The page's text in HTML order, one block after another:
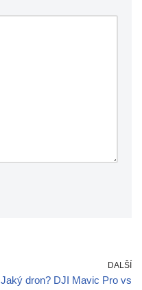
DALŠÍ
Jaký dron? DJI Mavic Pro vs